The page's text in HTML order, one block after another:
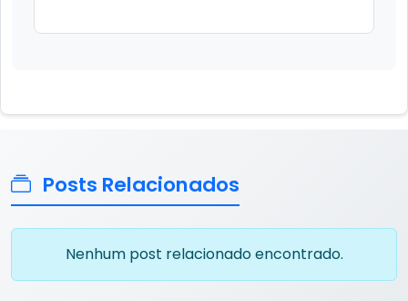
Posts Relacionados
Nenhum post relacionado encontrado.